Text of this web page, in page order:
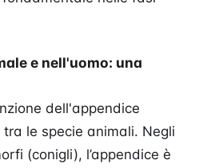
e nell'uomo: una
dell'appendice
le specie animali. Negli
(conigli), l’appendice è